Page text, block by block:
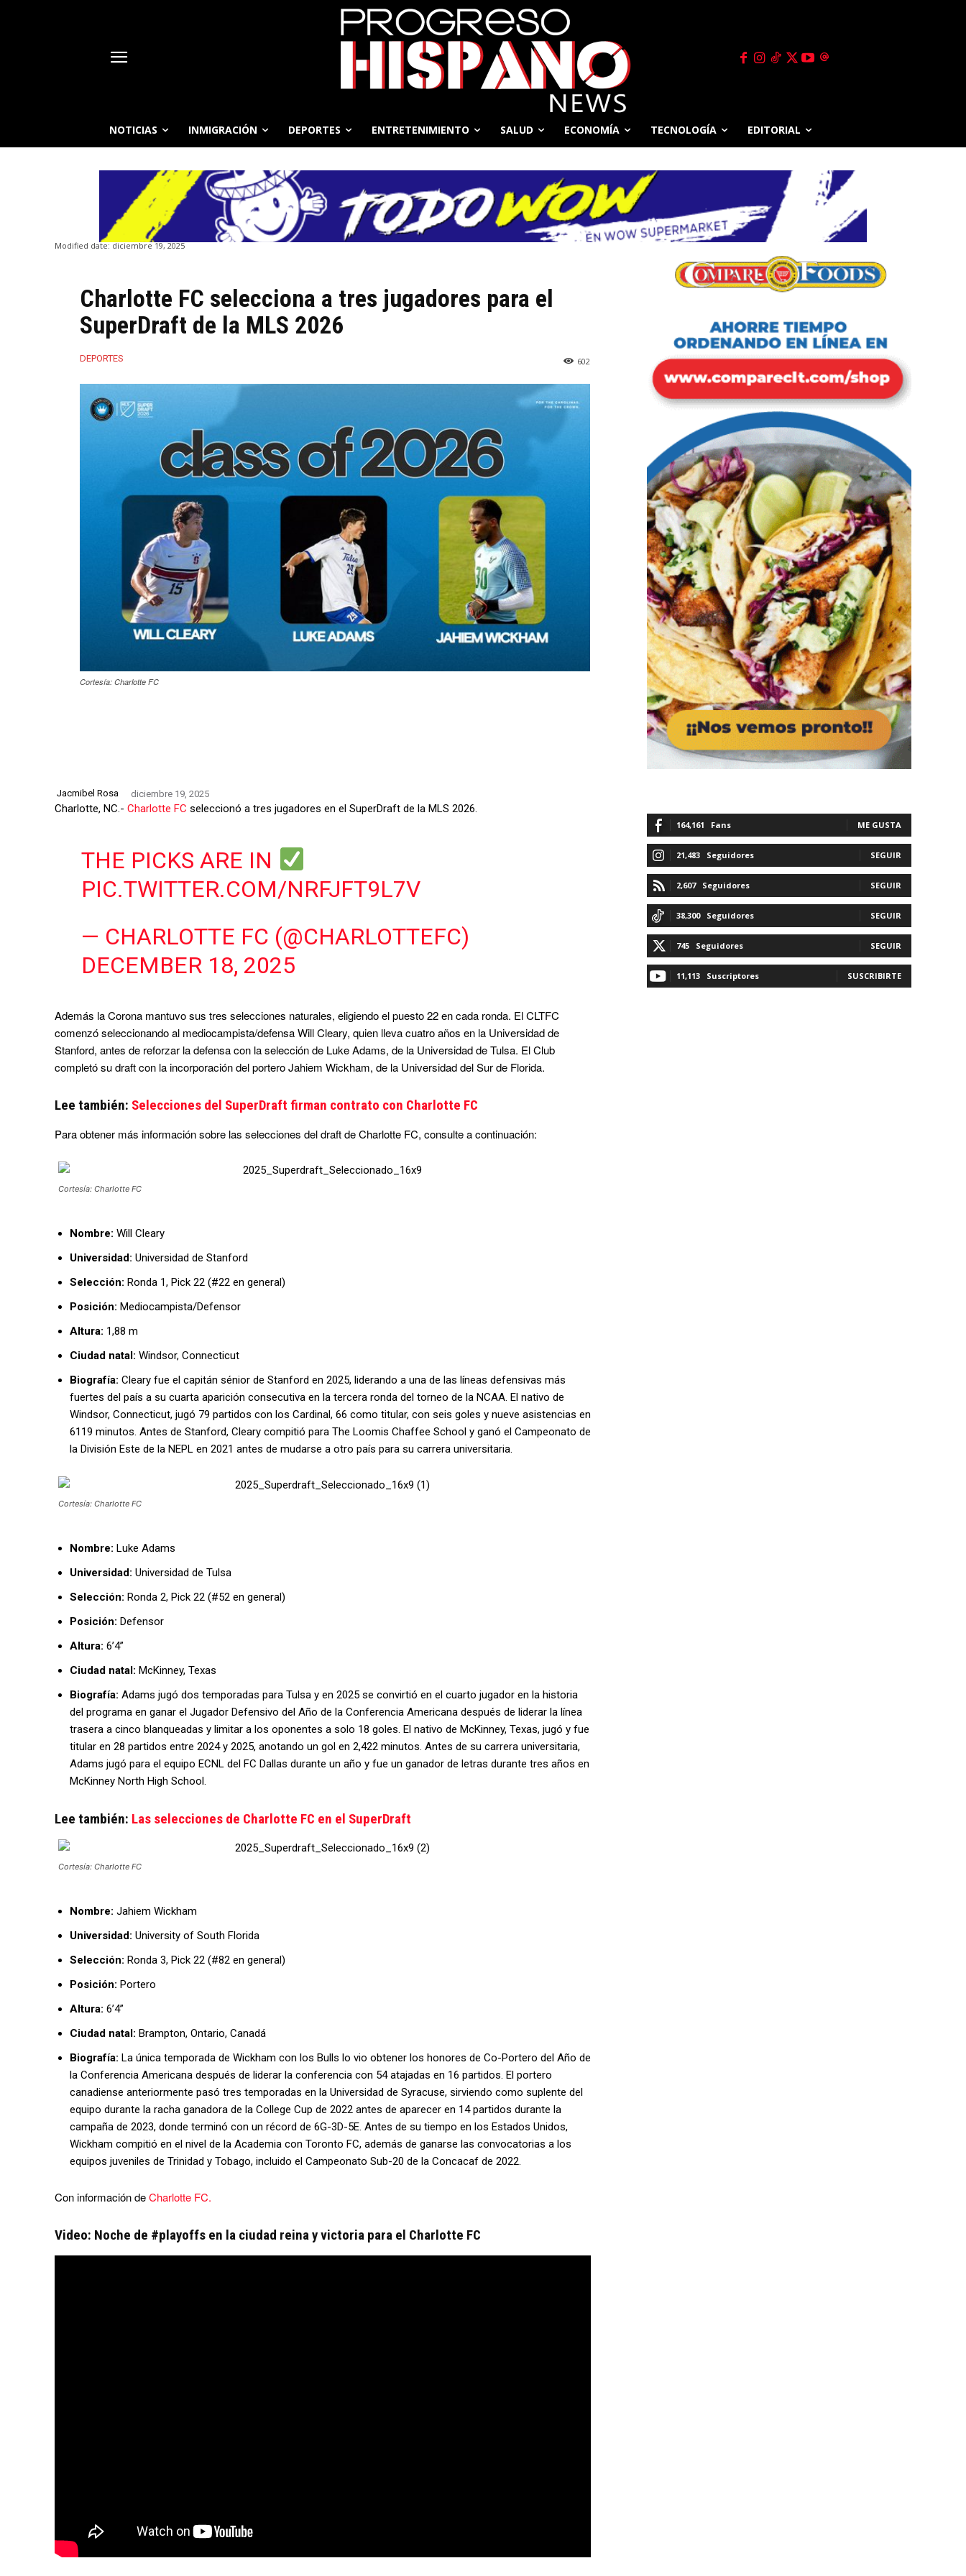
NOTICIAS INMIGRACIÓN DEPORTES ENTRETENIMIENTO SALUD ECONOMÍA TECNOLOGÍA EDITORIAL
Modified date: diciembre 19, 2025
Charlotte FC selecciona a tres jugadores para el
SuperDraft de la MLS 2026
DEPORTES 602
Cortesía: Charlotte FC
Jacmibel Rosa diciembre 19, 2025
Charlotte, NC.- Charlotte FC seleccionó a tres jugadores en el SuperDraft de la MLS 2026.
THE PICKS ARE IN
PIC.TWITTER.COM/NRFJFT9L7V
— CHARLOTTE FC (@CHARLOTTEFC)
DECEMBER 18, 2025
Además la Corona mantuvo sus tres selecciones naturales, eligiendo el puesto 22 en cada ronda. El CLTFC
comenzó seleccionando al mediocampista/defensa Will Cleary, quien lleva cuatro años en la Universidad de
Stanford, antes de reforzar la defensa con la selección de Luke Adams, de la Universidad de Tulsa. El Club
completó su draft con la incorporación del portero Jahiem Wickham, de la Universidad del Sur de Florida.
Lee también: Selecciones del SuperDraft firman contrato con Charlotte FC
Para obtener más información sobre las selecciones del draft de Charlotte FC, consulte a continuación:
Cortesía: Charlotte FC
Nombre: Will Cleary
Universidad: Universidad de Stanford
Selección: Ronda 1, Pick 22 (#22 en general)
Posición: Mediocampista/Defensor
Altura: 1,88 m
Ciudad natal: Windsor, Connecticut
Biografía: Cleary fue el capitán sénior de Stanford en 2025, liderando a una de las líneas defensivas más
fuertes del país a su cuarta aparición consecutiva en la tercera ronda del torneo de la NCAA. El nativo de
Windsor, Connecticut, jugó 79 partidos con los Cardinal, 66 como titular, con seis goles y nueve asistencias en
6119 minutos. Antes de Stanford, Cleary compitió para The Loomis Chaffee School y ganó el Campeonato de
la División Este de la NEPL en 2021 antes de mudarse a otro país para su carrera universitaria.
Cortesía: Charlotte FC
Nombre: Luke Adams
Universidad: Universidad de Tulsa
Selección: Ronda 2, Pick 22 (#52 en general)
Posición: Defensor
Altura: 6’4”
Ciudad natal: McKinney, Texas
Biografía: Adams jugó dos temporadas para Tulsa y en 2025 se convirtió en el cuarto jugador en la historia
del programa en ganar el Jugador Defensivo del Año de la Conferencia Americana después de liderar la línea
trasera a cinco blanqueadas y limitar a los oponentes a solo 18 goles. El nativo de McKinney, Texas, jugó y fue
titular en 28 partidos entre 2024 y 2025, anotando un gol en 2,422 minutos. Antes de su carrera universitaria,
Adams jugó para el equipo ECNL del FC Dallas durante un año y fue un ganador de letras durante tres años en
McKinney North High School.
Lee también: Las selecciones de Charlotte FC en el SuperDraft
Cortesía: Charlotte FC
Nombre: Jahiem Wickham
Universidad: University of South Florida
Selección: Ronda 3, Pick 22 (#82 en general)
Posición: Portero
Altura: 6’4”
Ciudad natal: Brampton, Ontario, Canadá
Biografía: La única temporada de Wickham con los Bulls lo vio obtener los honores de Co-Portero del Año de
la Conferencia Americana después de liderar la conferencia con 54 atajadas en 16 partidos. El portero
canadiense anteriormente pasó tres temporadas en la Universidad de Syracuse, sirviendo como suplente del
equipo durante la racha ganadora de la College Cup de 2022 antes de aparecer en 14 partidos durante la
campaña de 2023, donde terminó con un récord de 6G-3D-5E. Antes de su tiempo en los Estados Unidos,
Wickham compitió en el nivel de la Academia con Toronto FC, además de ganarse las convocatorias a los
equipos juveniles de Trinidad y Tobago, incluido el Campeonato Sub-20 de la Concacaf de 2022.
Con información deCharlotte FC.
Video: Noche de #playoffs en la ciudad reina y victoria para el Charlotte FC
164,161 Fans ME GUSTA
21,483 Seguidores SEGUIR
2,607 Seguidores SEGUIR
38,300 Seguidores SEGUIR
745 Seguidores SEGUIR
11,113 Suscriptores SUSCRIBIRTE